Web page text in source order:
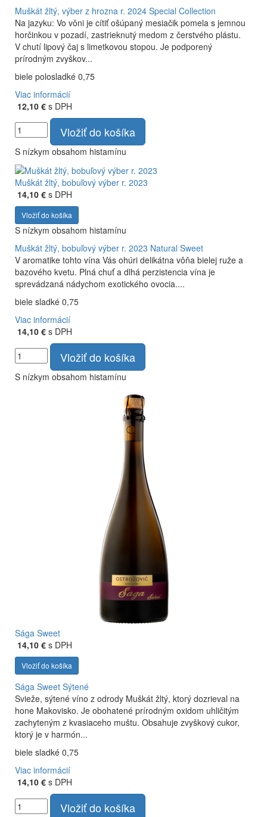
Muškát žltý, výber z hrozna r. 2024 Special Collection
Na jazyku: Vo vôni je cítiť ošúpaný mesiačik pomela s jemnou
horčinkou v pozadí, zastrieknutý medom z čerstvého plástu.
V chutí lipový čaj s limetkovou stopou. Je podporený
prírodným zvyškov...
biele polosladké 0,75
Viac informácií
12,10 € s DPH
Vložiť do košíka
S nízkym obsahom histamínu
Muškát žltý, bobuľový výber r. 2023
14,10 € s DPH
Vložiť do košíka
S nízkym obsahom histamínu
Muškát žltý, bobuľový výber r. 2023 Natural Sweet
V aromatike tohto vína Vás ohúri delikátna vôňa bielej ruže a
bazového kvetu. Plná chuť a dlhá perzistencia vína je
sprevádzaná nádychom exotického ovocia....
biele sladké 0,75
Viac informácií
14,10 € s DPH
Vložiť do košíka
S nízkym obsahom histamínu
Sága Sweet
14,10 € s DPH
Vložiť do košíka
Sága Sweet Sýtené
Svieže, sýtené víno z odrody Muškát žltý, ktorý dozrieval na
hone Makovisko. Je obohatené prírodným oxidom uhličitým
zachyteným z kvasiaceho muštu. Obsahuje zvyškový cukor,
ktorý je v harmón...
biele sladké 0,75
Viac informácií
14,10 € s DPH
Vložiť do košíka